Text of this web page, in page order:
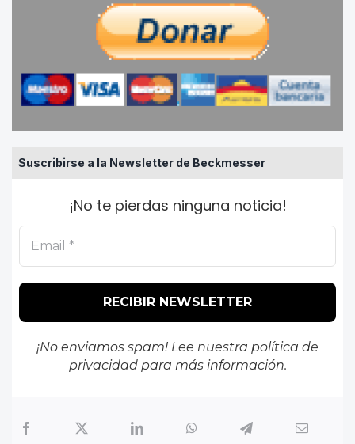
Suscribirse a la Newsletter de Beckmesser
¡No te pierdas ninguna noticia!
¡No enviamos spam! Lee nuestra política de
privacidadpara más información.